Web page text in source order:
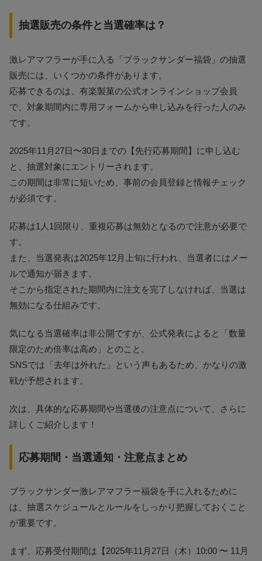
抽選販売の条件と当選確率は？
激レアマフラーが手に入る「ブラックサンダー福袋」の抽選
販売には、いくつかの条件があります。
応募できるのは、有楽製菓の公式オンラインショップ会員
で、対象期間内に専用フォームから申し込みを行った人のみ
です。
2025年11月27日〜30日までの【先行応募期間】に申し込む
と、抽選対象にエントリーされます。
この期間は非常に短いため、事前の会員登録と情報チェック
が必須です。
応募は1人1回限り、重複応募は無効となるので注意が必要で
す。
また、当選発表は2025年12月上旬に行われ、当選者にはメー
ルで通知が届きます。
そこから指定された期間内に注文を完了しなければ、当選は
無効になる仕組みです。
気になる当選確率は非公開ですが、公式発表によると「数量
限定のため倍率は高め」とのこと。
SNSでは「去年は外れた」という声もあるため、かなりの激
戦が予想されます。
次は、具体的な応募期間や当選後の注意点について、さらに
詳しくご紹介します！
応募期間・当選通知・注意点まとめ
ブラックサンダー激レアマフラー福袋を手に入れるために
は、抽選スケジュールとルールをしっかり把握しておくこと
が重要です。
まず、応募受付期間は【2025年11月27日（木）10:00 〜 11月